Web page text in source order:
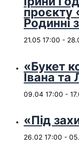
проєкту
Родинні
21.05 17:00 -
«Букет
Івана та
09.04 17:00 -
«Під
26.02 17:00 -